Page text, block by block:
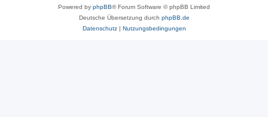
Powered by phpBB® Forum Software © phpBB Limited
Deutsche Übersetzung durch phpBB.de
Datenschutz| Nutzungsbedingungen